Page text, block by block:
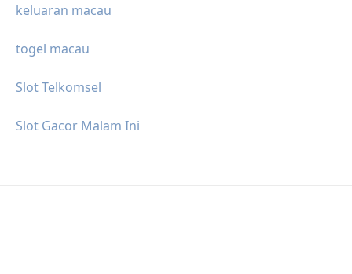
keluaran macau
togel macau
Slot Telkomsel
Slot Gacor Malam Ini